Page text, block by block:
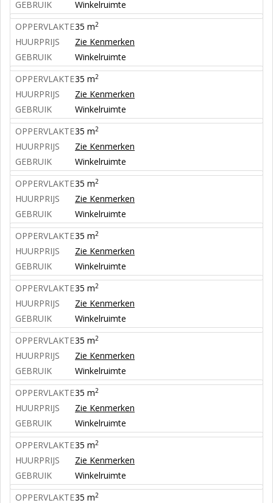
GEBRUIK
Winkelruimte
OPPERVLAKTE35 m2
HUURPRIJS
Zie Kenmerken
GEBRUIK
Winkelruimte
OPPERVLAKTE35 m2
HUURPRIJS
Zie Kenmerken
GEBRUIK
Winkelruimte
OPPERVLAKTE35 m2
HUURPRIJS
Zie Kenmerken
GEBRUIK
Winkelruimte
OPPERVLAKTE35 m2
HUURPRIJS
Zie Kenmerken
GEBRUIK
Winkelruimte
OPPERVLAKTE35 m2
HUURPRIJS
Zie Kenmerken
GEBRUIK
Winkelruimte
OPPERVLAKTE35 m2
HUURPRIJS
Zie Kenmerken
GEBRUIK
Winkelruimte
OPPERVLAKTE35 m2
HUURPRIJS
Zie Kenmerken
GEBRUIK
Winkelruimte
OPPERVLAKTE35 m2
HUURPRIJS
Zie Kenmerken
GEBRUIK
Winkelruimte
OPPERVLAKTE35 m2
HUURPRIJS
Zie Kenmerken
GEBRUIK
Winkelruimte
OPPERVLAKTE35 m2